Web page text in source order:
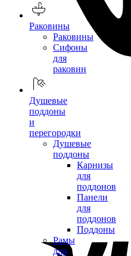
Раковины
Раковины
Сифоны
для
раковин
Душевые
поддоны
и
перегородки
Душевые
поддоны
Карнизы
для
поддонов
Панели
для
поддонов
Поддоны
Рамы
для